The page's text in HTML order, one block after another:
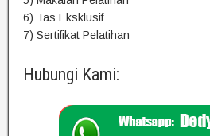
6) Tas Eksklusif
7) Sertifikat Pelatihan
Hubungi Kami: